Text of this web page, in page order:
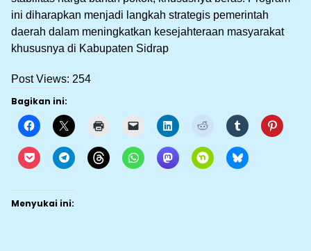
ini diharapkan menjadi langkah strategis pemerintah
daerah dalam meningkatkan kesejahteraan masyarakat
khususnya di Kabupaten Sidrap
Post Views: 254
Bagikan ini:
Menyukai ini: